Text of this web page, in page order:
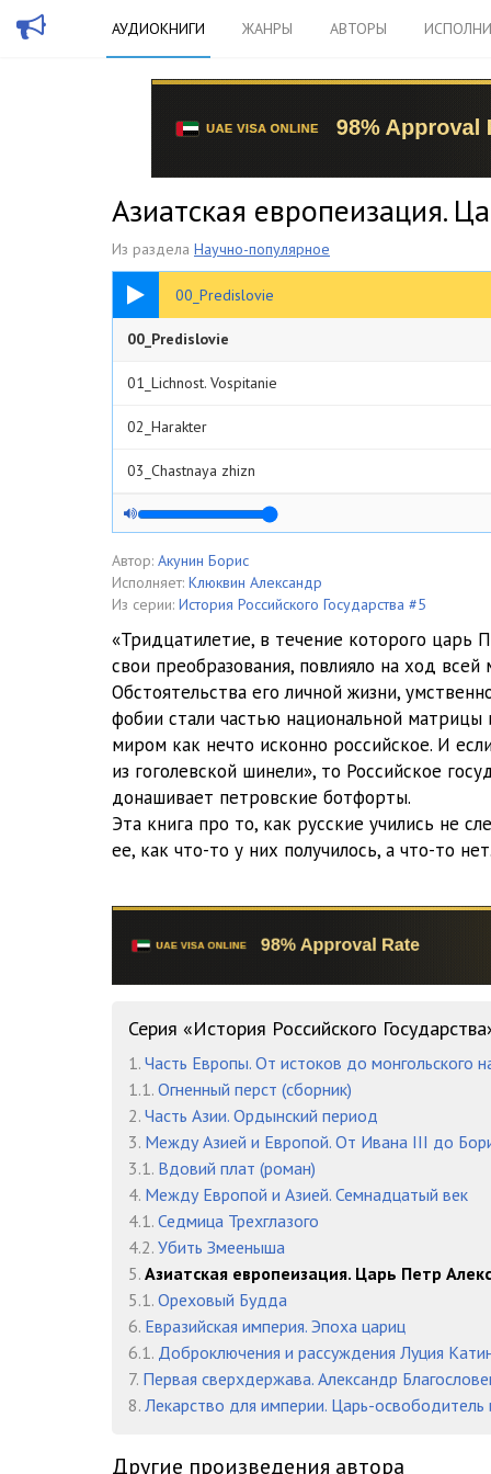
АУДИОКНИГИ ЖАНРЫ АВТОРЫ
Азиатская европеизация.
Из раздела Научно-популярное
00_Predislovie
08:42
00_Predislovie
01_Lichnost. Vospitanie
02_Harakter
03_Chastnaya zhizn
04_Sobytiya. Tsar, kotoryy ne hochet tsarstvovat.
05_Pervye shagi. 1694–1696
06_Bolshoe puteshestvie. Konets 1696 – avgust 1698
07_Podgotovka k voyne. Osen 1698 – osen 1700
08_Tyazheloe vremya. Nachalo 1700 – leto 1702
09_Malenkie pobedy. 1702–1704
10_Snova ispytaniya. 1705–1707
11_Reshayuschaya faza velikoy voyny. 1708–1709
12_Novye triumfy i katastrofa. 1710–1711
13_Poteryannoe vremya. 1712–1714
14_Voyna zatyagivaetsya. 1715–1718
16_Poslednie gody. 1722–1725
17_Peremeny
18_Pravitelstvennyy apparat
19_Tsentr i provintsii
20_Zakony
21_Armiya i flot
22_Ekonomika
23_Sosloviya
24_Tserkov
Автор: Акунин Борис
Исполняет: Клюквин Александр
Из серии: История Российского Государства #5
«Тридцатилетие, в течение которого царь
свои преобразования, повлияло на ход всей
Обстоятельства его личной жизни,
фобии стали частью национальной
миром как нечто исконно российское. И
из гоголевской шинели», то Российское
донашивает петровские ботфорты.
Эта книга про то, как русские учились не
ее, как что-то у них получилось, а что-то
Серия «История Российского
1. Часть Европы. От истоков до монгольского
1.1. Огненный перст (сборник)
2. Часть Азии. Ордынский период
3. Между Азией и Европой. От Ивана III до
3.1. Вдовий плат (роман)
4. Между Европой и Азией. Семнадцатый век
4.1. Седмица Трехглазого
4.2. Убить Змееныша
5. Азиатская европеизация. Царь Петр
5.1. Ореховый Будда
6. Евразийская империя. Эпоха цариц
6.1. Доброключения и рассуждения Луция
7. Первая сверхдержава. Александр
8. Лекарство для империи. Царь-
Другие произведения автора